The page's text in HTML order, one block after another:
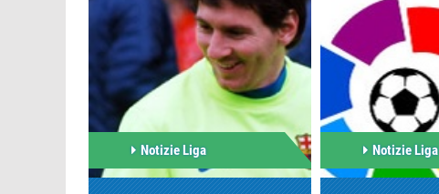
Notizie Liga Notizie Liga